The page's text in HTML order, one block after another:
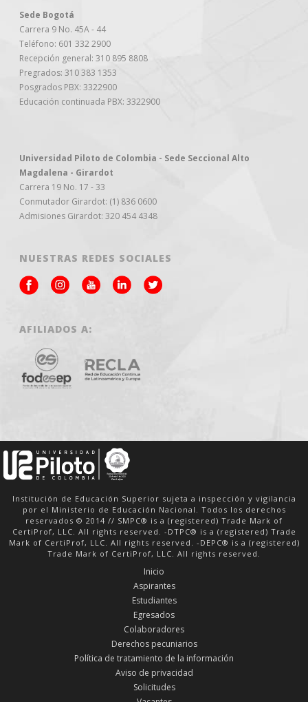
Sede Bogotá
Carrera 9 No. 45A - 44
Teléfono: 601 332 2900
Recepción general: 310 895 8808
Pregrados: 310 383 1353
Posgrados PBX: 3322900
Educación continuada PBX: 3322900
Universidad Piloto de Colombia - Sede Seccional Alto
Magdalena - Girardot
Carrera 19 No. 17 - 33
Conmutador Girardot: (1) 836 0600
Admisiones Girardot: 320 454 4348
NUESTRAS REDES SOCIALES
AFILIADOS A:
Institución de Educación Superior sujeta a inspección y vigilancia
por el Ministerio de Educación Nacional. Todos los derechos
reservados © 2014 // SMPC® is a (registered) Trade Mark of
CertiProf, LLC. All rights reserved. -DTPC® is a (registered) Trade
Mark of CertiProf, LLC. All rights reserved. -DEPC® is a (registered)
Trade Mark of CertiProf, LLC. All rights reserved.
Inicio
Aspirantes
Estudiantes
Egresados
Colaboradores
Derechos pecuniarios
Política de tratamiento de la información
Aviso de privacidad
Solicitudes